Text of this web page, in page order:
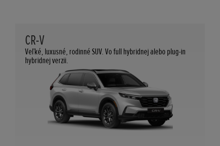
CR-V
Veľké, luxusné, rodinné SUV. Vo full hybridnej alebo plug-in
hybridnej verzii.